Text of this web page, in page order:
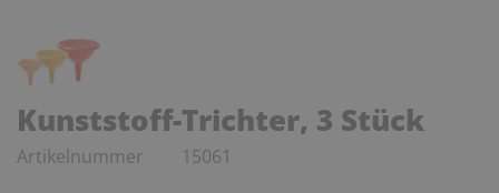
Kunststoff-Trichter, 3 Stück
Artikelnummer 15061